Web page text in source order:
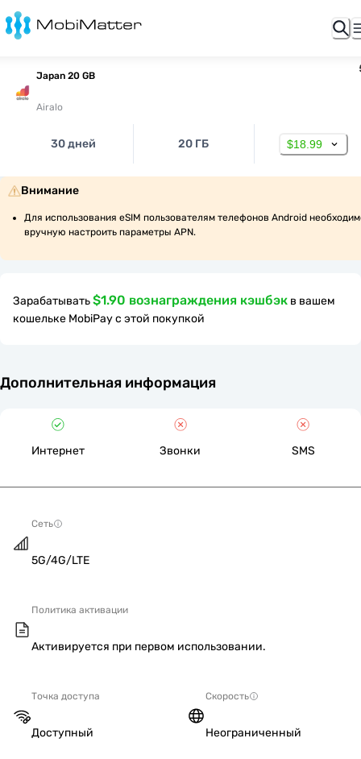
Japan 20 GB
Airalo
30 дней 20 ГБ $18.99
Внимание
Для использования eSIM пользователям телефонов Android
вручную настроить параметры APN.
Зарабатывать$1.90 вознаграждения кэшбэк в вашем
кошельке MobiPay с этой покупкой
Дополнительная информация
Интернет Звонки SMS
Сеть
5G/4G/LTE
Политика активации
Активируется при первом использовании.
Точка доступа
Доступный
Скорость
Неограниченный